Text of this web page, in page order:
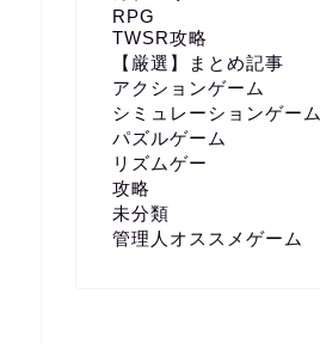
RPG
TWSR攻略
【厳選】まとめ記事
アクションゲーム
シミュレーションゲーム
パズルゲーム
リズムゲー
攻略
未分類
管理人オススメゲーム